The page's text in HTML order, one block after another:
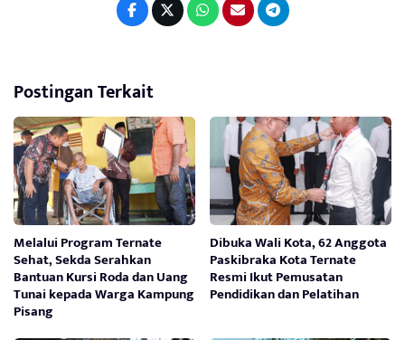
Postingan Terkait
Melalui Program Ternate
Sehat, Sekda Serahkan
Bantuan Kursi Roda dan Uang
Tunai kepada Warga Kampung
Pisang
Dibuka Wali Kota, 62 Anggota
Paskibraka Kota Ternate
Resmi Ikut Pemusatan
Pendidikan dan Pelatihan